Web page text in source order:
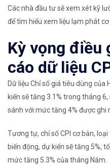
Các nhà đầu tư sẽ xem xét kỹ
để tìm hiểu xem liệu lạm phát
Kỳ vọng điều
cáo dữ liệu
Dữ liệu Chỉ số giá tiêu dùng của
kiến ​​sẽ tăng 3.1% trong tháng
sánh với mức tăng 4% được ghi
Tương tự, chỉ số CPI cơ bản,
biến động, dự kiến ​​sẽ tăng 5%,
mức tăng 5.3% của tháng Năm.